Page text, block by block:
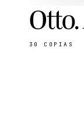
Otto.
30 COPIAS